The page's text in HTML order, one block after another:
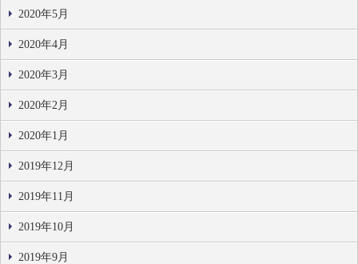
2020年5月
2020年4月
2020年3月
2020年2月
2020年1月
2019年12月
2019年11月
2019年10月
2019年9月